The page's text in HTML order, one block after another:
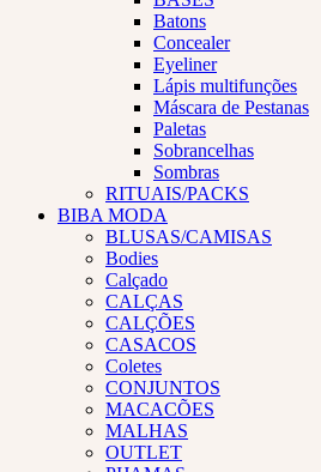
Batons
Concealer
Eyeliner
Lápis multifunções
Máscara de Pestanas
Paletas
Sobrancelhas
Sombras
RITUAIS/PACKS
BIBA MODA
BLUSAS/CAMISAS
Bodies
Calçado
CALÇAS
CALÇÕES
CASACOS
Coletes
CONJUNTOS
MACACÕES
MALHAS
OUTLET